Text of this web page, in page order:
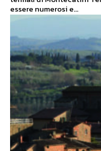
essere numerosi e...